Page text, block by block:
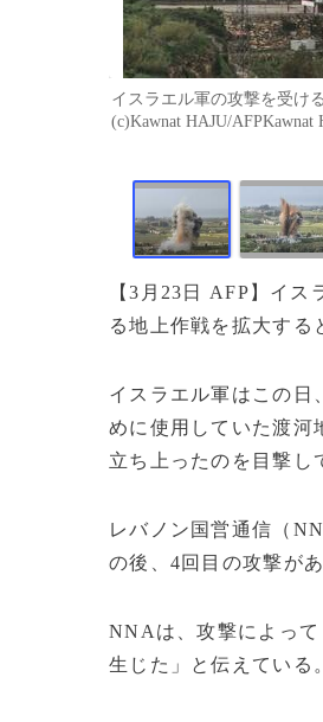
イスラエル軍の攻撃を受け
(c)Kawnat HAJU/AFPKawnat
【3月23日 AFP】イ
る地上作戦を拡大する
イスラエル軍はこの日
めに使用していた渡河
立ち上ったのを目撃し
レバノン国営通信（
の後、4回目の攻撃が
NNAは、攻撃によっ
生じた」と伝えている。